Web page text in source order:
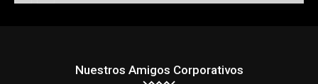
Nuestros Amigos Corporativos